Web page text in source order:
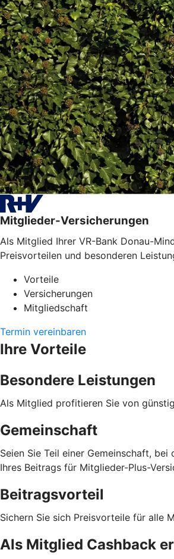
Mitglieder-Versicherungen
Als Mitglied Ihrer VR-Bank Donau-
Preisvorteilen und besonderen
Vorteile
Versicherungen
Mitgliedschaft
Termin vereinbaren
Ihre Vorteile
Besondere Leistungen
Als Mitglied profitieren Sie von
Gemeinschaft
Seien Sie Teil einer Gemeinschaft,
Ihres Beitrags für Mitglieder-Plus-
Beitragsvorteil
Sichern Sie sich Preisvorteile für alle
Als Mitglied Cashback